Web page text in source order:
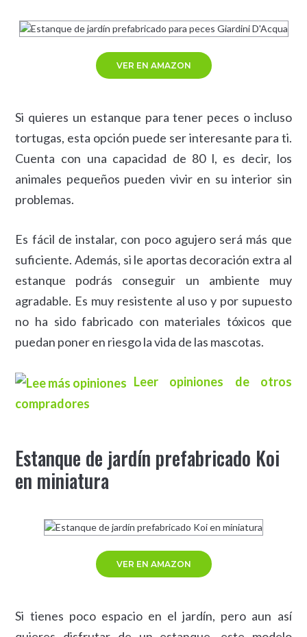
VER EN AMAZON
Si quieres un estanque para tener peces o incluso
tortugas, esta opción puede ser interesante para ti.
Cuenta con una capacidad de 80 l, es decir, los
animales pequeños pueden vivir en su interior sin
problemas.
Es fácil de instalar, con poco agujero será más que
suficiente. Además, si le aportas decoración extra al
estanque podrás conseguir un ambiente muy
agradable. Es muy resistente al uso y por supuesto
no ha sido fabricado con materiales tóxicos que
puedan poner en riesgo la vida de las mascotas.
Leer opiniones de otros
compradores
Estanque de jardín prefabricado Koi
en miniatura
VER EN AMAZON
Si tienes poco espacio en el jardín, pero aun así